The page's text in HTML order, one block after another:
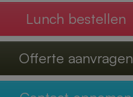
Lunch bestellen
Offerte aanvragen